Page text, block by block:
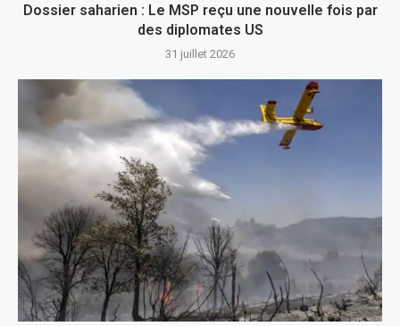
Dossier saharien : Le MSP reçu une nouvelle fois par
des diplomates US
31 juillet 2026